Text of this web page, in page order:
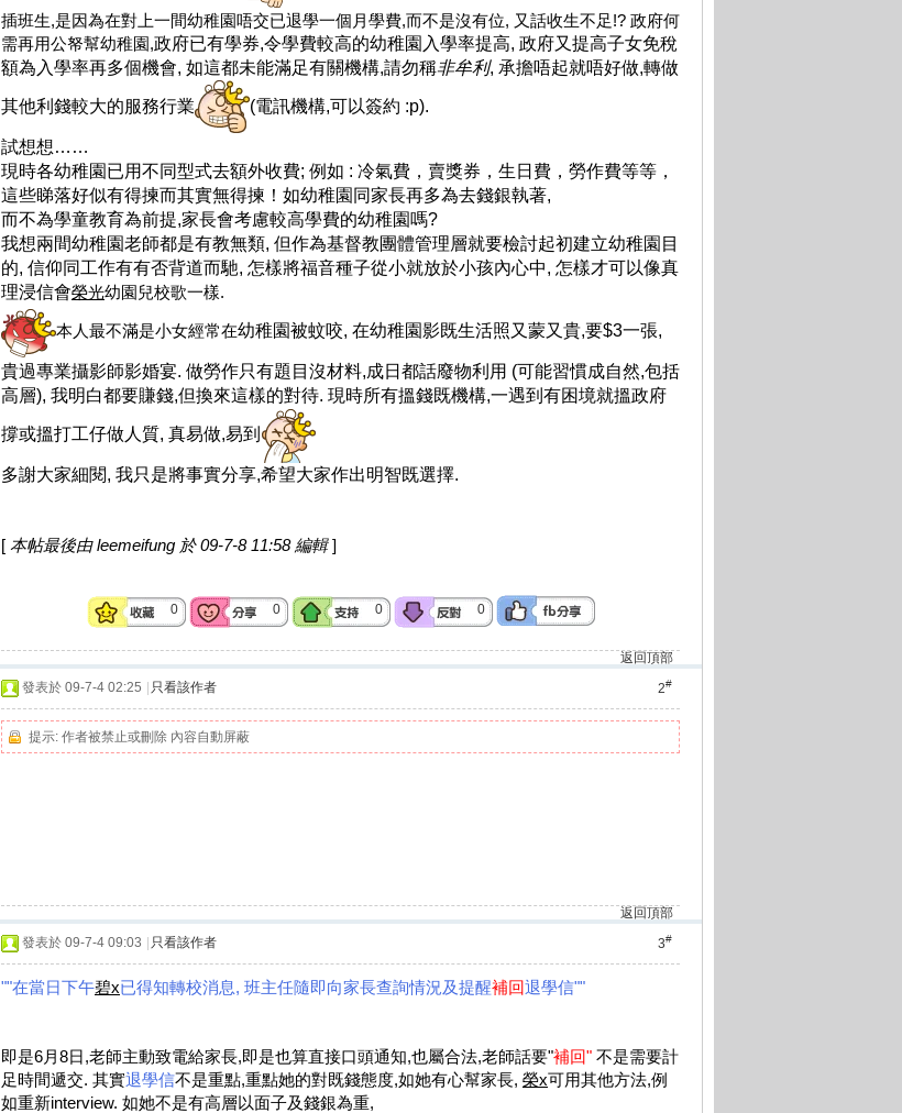
插班生,是因為在對上一間幼稚園唔交已退學一個月學費,而不是沒有位, 又話收生不足!? 政府何
需再用公帑幫幼稚園,政府已有學券,令學費較高的幼稚園入學率提高, 政府又提高子女免稅
額為入學率再多個機會, 如這都未能滿足有關機構,請勿稱非牟利, 承擔唔起就唔好做,轉做
其他利錢較大的服務行業 (電訊機構,可以簽約 :p).
試想想……
現時各幼稚園已用不同型式去額外收費; 例如 : 冷氣費，賣獎券，生日費，勞作費等等，
這些睇落好似有得揀而其實無得揀！ 如幼稚園同家長再多為去錢銀執著,
而不為學童教育為前提,家長會考慮較高學費的幼稚園嗎?
我想兩間幼稚園老師都是有教無類, 但作為基督教團體管理層就要檢討起初建立幼稚園目
的, 信仰同工作有有否背道而馳, 怎樣將福音種子從小就放於小孩內心中, 怎樣才可以像真
理浸信會榮光幼園兒校歌一樣.
本人最不滿是小女經常在幼稚園被蚊咬, 在幼稚園影既生活照又蒙又貴,要$3一張,
貴過專業攝影師影婚宴. 做勞作只有題目沒材料,成日都話廢物利用 (可能習慣成自然,包括
高層), 我明白都要賺錢,但換來這樣的對待. 現時所有搵錢既機構,一遇到有困境就搵政府
撐或搵打工仔做人質, 真易做,易到
多謝大家細閱, 我只是將事實分享,希望大家作出明智既選擇.
[ 本帖最後由 leemeifung 於 09-7-8 11:58 編輯]
0 0 0 0
返回頂部
2#
發表於 09-7-4 02:25 只看該作者
提示: 作者被禁止或刪除 內容自動屏蔽
返回頂部
3#
發表於 09-7-4 09:03 只看該作者
""在當日下午碧x已得知轉校消息, 班主任隨即向家長查詢情況及提醒補回退學信""
即是6月8日,老師主動致電給家長,即是也算直接口頭通知,也屬合法,老師話要"補回" 不是需要計
足時間遞交. 其實退學信不是重點,重點她的對既錢態度,如她有心幫家長, 榮x可用其他方法,例
如重新interview. 如她不是有高層以面子及錢銀為重,